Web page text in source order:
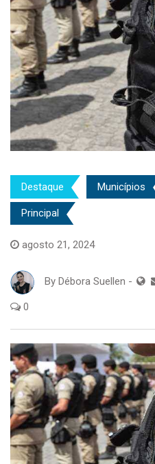
Destaque Municípios
Principal
agosto 21, 2024
By Débora Suellen -
0